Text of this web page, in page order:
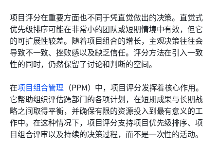
项目评分在重要方面也不同于凭直觉做出的决策。直觉式
优先级排序可能在非常小的团队或短期情境中有效，但它
的可扩展性较差。随着项目组合的增长，主观决策往往会
导致不一致、挫败感以及缺乏信任。评分方法在引入一致
性的同时，仍然保留了讨论和判断的空间。
在项目组合管理 （PPM）中，项目评分发挥着核心作用。
它帮助组织评估跨部门的各项计划，在短期成果与长期战
略之间取得平衡，并确保有限的资源投入到最有意义的工
作中。在这种情况下，项目评分支持项目优先级排序、项
目组合评审以及持续的决策过程，而不是一次性的活动。